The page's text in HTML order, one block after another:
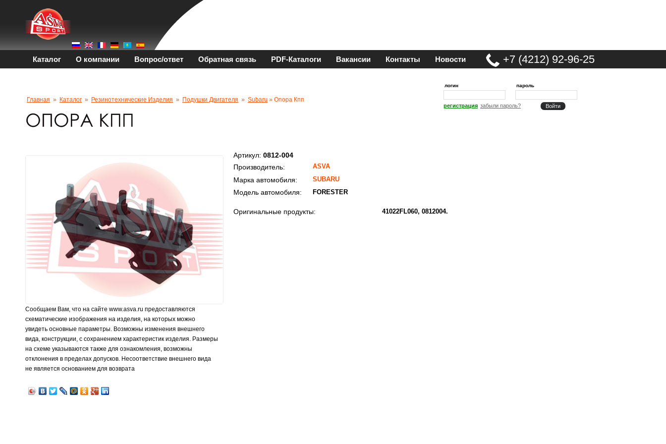
Каталог О компании Вопрос/ответ Обратная связь PDF-Каталоги Вакансии Контакты Новости +7 (4212) 92-96-25
логин пароль
регистрация забыли пароль?
Главная » Каталог » Резинотехнические Изделия » Подушки Двигателя » Subaru » Опора Кпп
Сообщаем Вам, что на сайте www.asva.ru предоставляются
схематические изображения на изделия, на которых можно
увидеть основные параметры. Возможны изменения внешнего
вида, конструкции, с сохранением характеристик изделия. Размеры
на схеме указываются также для ознакомления, возможны
отклонения в пределах допусков. Несоответствие внешнего вида
не является основанием для возврата
Артикул: 0812-004
Производитель:
ASVA
Марка автомобиля: SUBARU
Модель автомобиля: FORESTER
Оригинальные продукты: 41022FL060 0812004